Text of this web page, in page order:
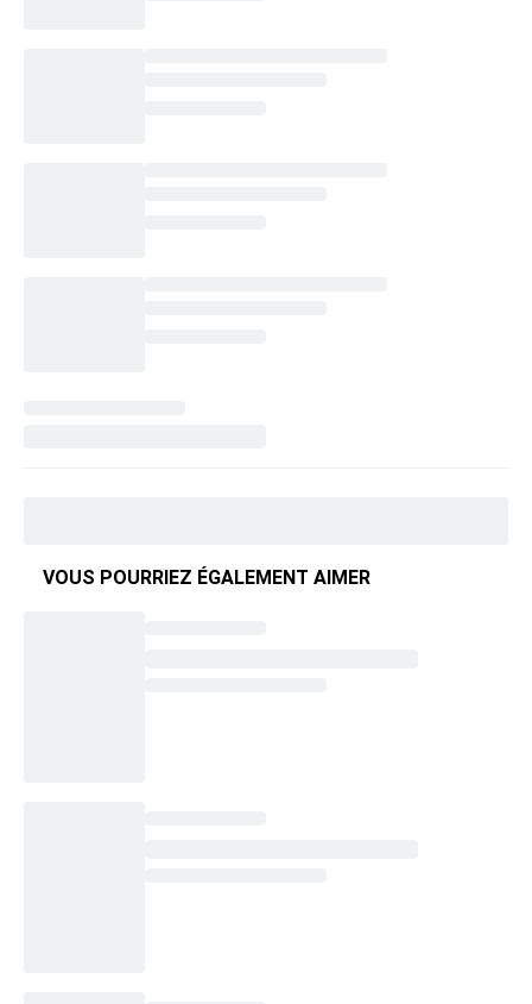
VOUS POURRIEZ ÉGALEMENT AIMER